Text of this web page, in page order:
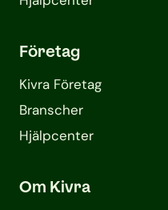
Företag
Kivra Företag
Branscher
Hjälpcenter
Om Kivra